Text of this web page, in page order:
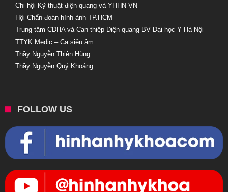
Chi hội Kỹ thuật điện quang và YHHN VN
Hội Chẩn đoán hình ảnh TP.HCM
Trung tâm CĐHA và Can thiệp Điện quang BV Đại học Y Hà Nội
TTYK Medic – Ca siêu âm
Thầy Nguyễn Thiện Hùng
Thầy Nguyễn Quý Khoáng
FOLLOW US